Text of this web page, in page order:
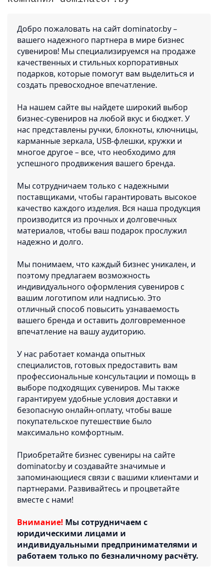
Добро пожаловать на сайт dominator.by –
вашего надежного партнера в мире бизнес
сувениров! Мы специализируемся на продаже
качественных и стильных корпоративных
подарков, которые помогут вам выделиться и
создать превосходное впечатление.
На нашем сайте вы найдете широкий выбор
бизнес-сувениров на любой вкус и бюджет. У
нас представлены ручки, блокноты, ключницы,
карманные зеркала, USB-флешки, кружки и
многое другое – все, что необходимо для
успешного продвижения вашего бренда.
Мы сотрудничаем только с надежными
поставщиками, чтобы гарантировать высокое
качество каждого изделия. Вся наша продукция
производится из прочных и долговечных
материалов, чтобы ваш подарок прослужил
надежно и долго.
Мы понимаем, что каждый бизнес уникален, и
поэтому предлагаем возможность
индивидуального оформления сувениров с
вашим логотипом или надписью. Это
отличный способ повысить узнаваемость
вашего бренда и оставить долговременное
впечатление на вашу аудиторию.
У нас работает команда опытных
специалистов, готовых предоставить вам
профессиональные консультации и помощь в
выборе подходящих сувениров. Мы также
гарантируем удобные условия доставки и
безопасную онлайн-оплату, чтобы ваше
покупательское путешествие было
максимально комфортным.
Приобретайте бизнес сувениры на сайте
dominator.by и создавайте значимые и
запоминающиеся связи с вашими клиентами и
партнерами. Развивайтесь и процветайте
вместе с нами!
Внимание! Мы сотрудничаем с
юридическими лицами и
индивидуальными предпринимателями и
работаем только по безналичному расчёту.